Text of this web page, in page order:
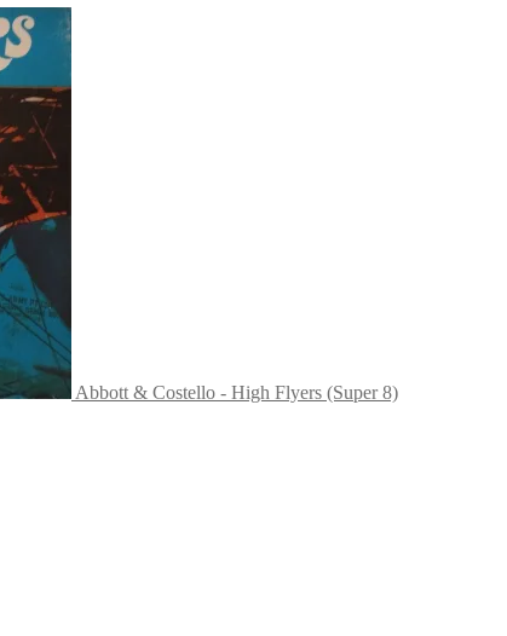
Abbott & Costello - High Flyers (Super 8)